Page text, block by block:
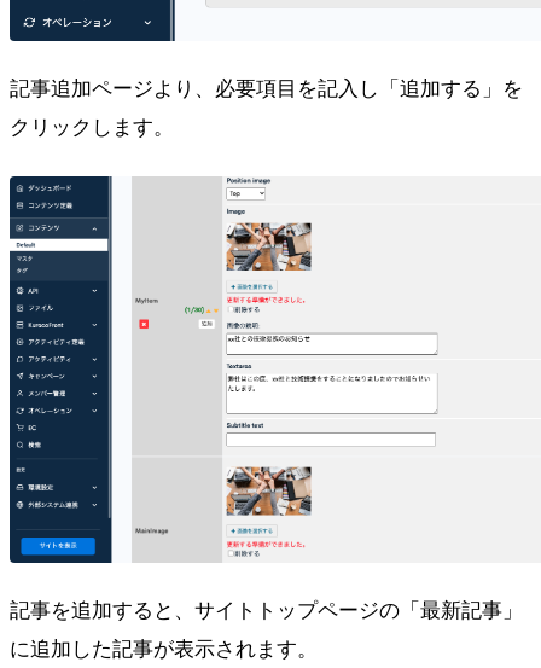
記事追加ページより、必要項目を記入し「追加する」を
クリックします。
記事を追加すると、サイトトップページの「最新記事」
に追加した記事が表示されます。